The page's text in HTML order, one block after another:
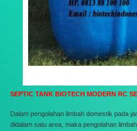
SEPTIC TANK BIOTECH MODERN RC
Dalam pengolahan limbah domestik pada
didalam satu area, maka pengolahan